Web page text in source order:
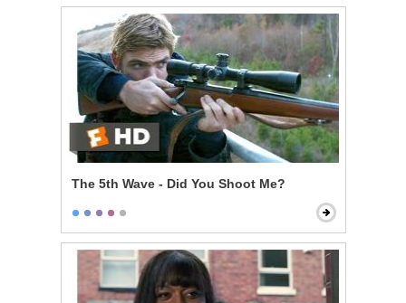
The 5th Wave - Did You Shoot Me?